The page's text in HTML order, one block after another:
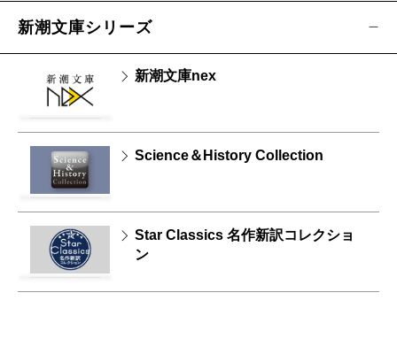
新潮文庫シリーズ
新潮文庫nex
Science＆History Collection
Star Classics 名作新訳コレクショ
ン